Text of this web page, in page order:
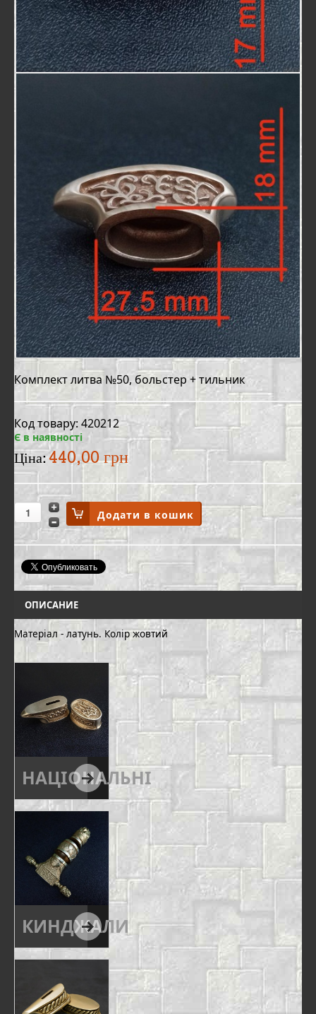
Комплект литва №50, больстер + тильник
Код товару: 420212
Є в наявності
Ціна: 440,00 грн
ОПИСАНИЕ
Матеріал - латунь. Колір жовтий
НАЦІОНАЛЬНІ
КИНДЖАЛИ